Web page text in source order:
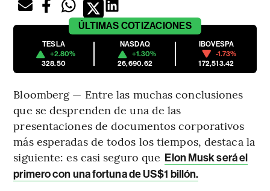
ÚLTIMAS COTIZACIONES
TESLA
+2.80%
328.50
NASDAQ
+1.30%
26,690.62
IBOVESPA
-1.73%
172,513.42
Bloomberg — Entre las muchas conclusiones
que se desprenden de una de las
presentaciones de documentos corporativos
más esperadas de todos los tiempos, destaca la
siguiente: es casi seguro que Elon Musk será el
primero con una fortuna de US$1 billón.